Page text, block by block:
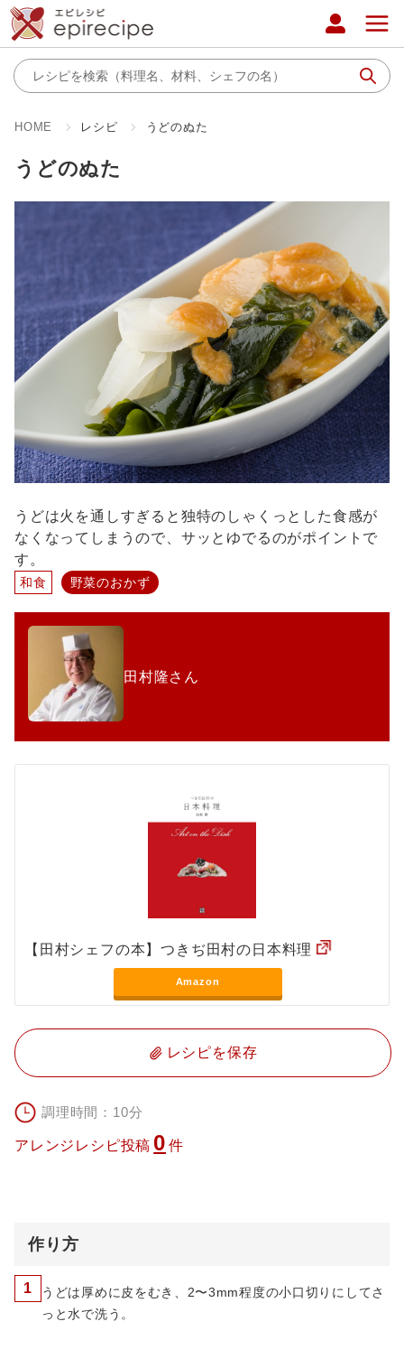
HOME レシピ うどのぬた
うどのぬた
うどは火を通しすぎると独特のしゃくっとした食感が
なくなってしまうので、サッとゆでるのがポイントで
す。
和食 野菜のおかず
田村隆さん
【田村シェフの本】つきぢ田村の日本料理
Amazon
レシピを保存
調理時間：10分
アレンジレシピ投稿 0 件
作り方
1
うどは厚めに皮をむき、2〜3mm程度の小口切りにしてさ
っと水で洗う。